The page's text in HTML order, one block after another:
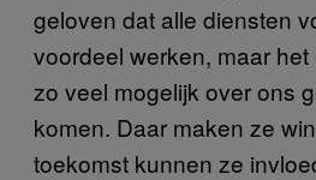
geloven dat alle diensten
voordeel werken, maar
zo veel mogelijk over ons
komen. Daar maken ze
toekomst kunnen ze